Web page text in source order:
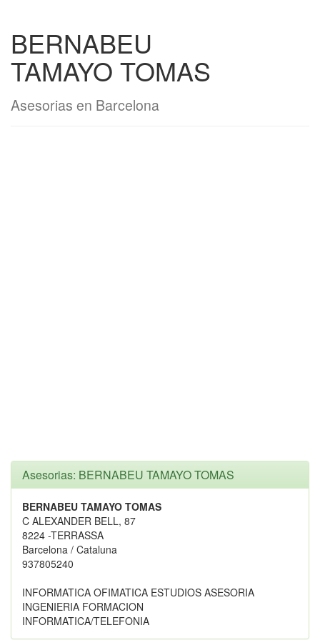
BERNABEU
TAMAYO TOMAS
Asesorias en Barcelona
Asesorias: BERNABEU TAMAYO TOMAS
BERNABEU TAMAYO TOMAS
C ALEXANDER BELL, 87
8224 -TERRASSA
Barcelona / Cataluna
937805240
INFORMATICA OFIMATICA ESTUDIOS ASESORIA
INGENIERIA FORMACION
INFORMATICA/TELEFONIA